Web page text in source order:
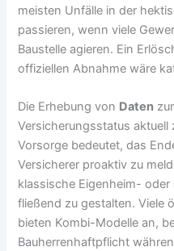
meisten Unfälle in der
passieren, wenn viele
Baustelle agieren. Ein
offiziellen Abnahme wäre
Die Erhebung von Daten
Versicherungsstatus aktuell
Vorsorge bedeutet, das
Versicherer proaktiv zu
klassische Eigenheim- oder
fließend zu gestalten. Viele
bieten Kombi-Modelle an,
Bauherrenhaftpflicht